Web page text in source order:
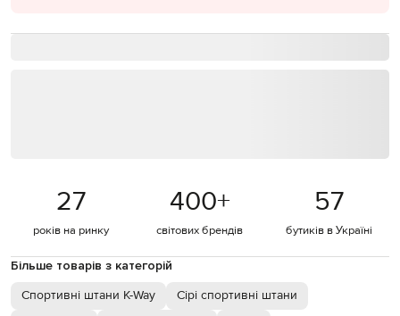
27
років на ринку
400+
світових брендів
57
бутиків в Україні
Більше товарів з категорій
Спортивні штани K-Way
Сірі спортивні штани